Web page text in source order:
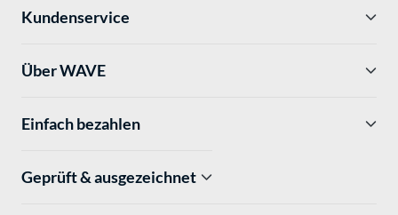
Kundenservice
Über WAVE
Einfach bezahlen
Geprüft & ausgezeichnet